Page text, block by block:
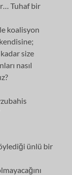
Tuhaf bir
koalisyon
size
nasıl
ünlü bir